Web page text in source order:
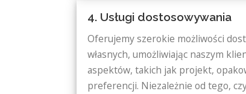
4. Usługi dostosowywania
Oferujemy szerokie możliwości
własnych, umożliwiając naszym
aspektów, takich jak projekt,
preferencji. Niezależnie od tego,